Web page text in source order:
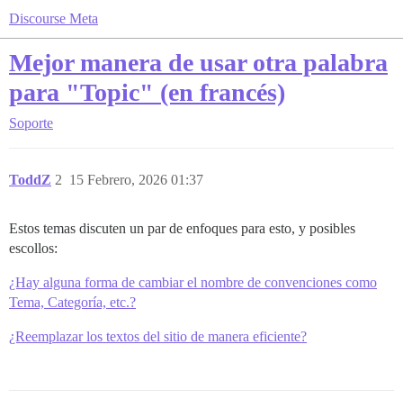
Discourse Meta
Mejor manera de usar otra palabra
para "Topic" (en francés)
Soporte
ToddZ 15 Febrero, 2026 01:37
2
Estos temas discuten un par de enfoques para esto, y posibles
escollos:
¿Hay alguna forma de cambiar el nombre de convenciones como
Tema, Categoría, etc.?
¿Reemplazar los textos del sitio de manera eficiente?